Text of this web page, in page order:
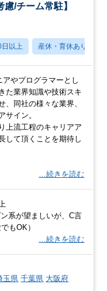
/チーム常駐】
以上 産休・育休あり
やプログラマーとし
た業界知識や技術スキ
、同社の様々な業界、
サイン。
上流工程のキャリアア
して頂くことを期待し
…続きを読む
ン系が望ましいが、C言
もOK）
…続きを読む
玉県 千葉県 大阪府